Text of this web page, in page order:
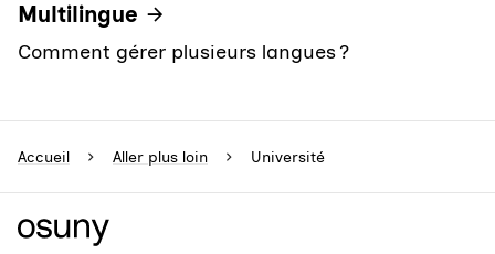
Multilingue
Comment gérer plusieurs langues ?
Accueil Aller plus loin Université